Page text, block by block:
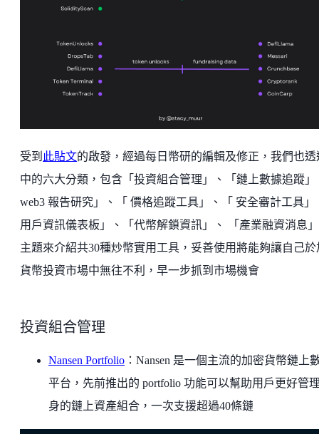
受到 此貼文的啟發，經過每日幣研的編輯及修正，我們也透
中的六大分類，包含「投資組合管理」、「鏈上數據追蹤」
web3 報告研究」、「 價格追蹤工具」、「 安全審計工具」
用戶資訊儀表板」、「代幣解鎖資訊」、 「產業融資消息
主題來介紹共30種炒幣實用工具，妥善使用將能夠讓自己於
貨幣投資市場中無往不利，早一步抓到市場機會
投資組合管理
Nansen Portfolio ：Nansen 是一個主流的加密貨幣鏈上
平台，先前推出的 portfolio 功能可以幫助用戶更好管
身的鏈上資產組合，一次支援超過40條鏈